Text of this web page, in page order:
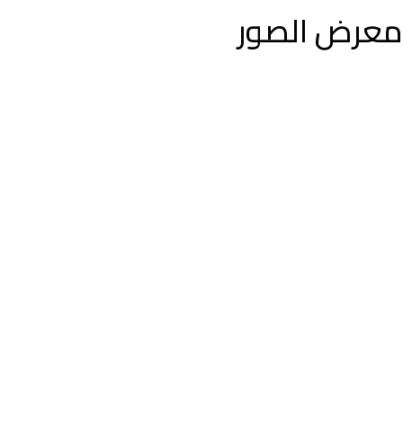
معرض الصور